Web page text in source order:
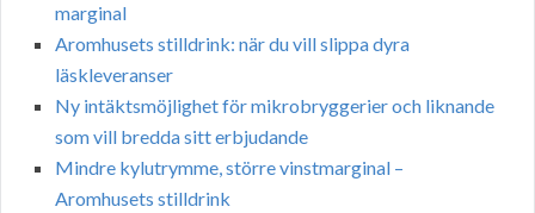
marginal
Aromhusets stilldrink: när du vill slippa dyra
läskleveranser
Ny intäktsmöjlighet för mikrobryggerier och liknande
som vill bredda sitt erbjudande
Mindre kylutrymme, större vinstmarginal –
Aromhusets stilldrink